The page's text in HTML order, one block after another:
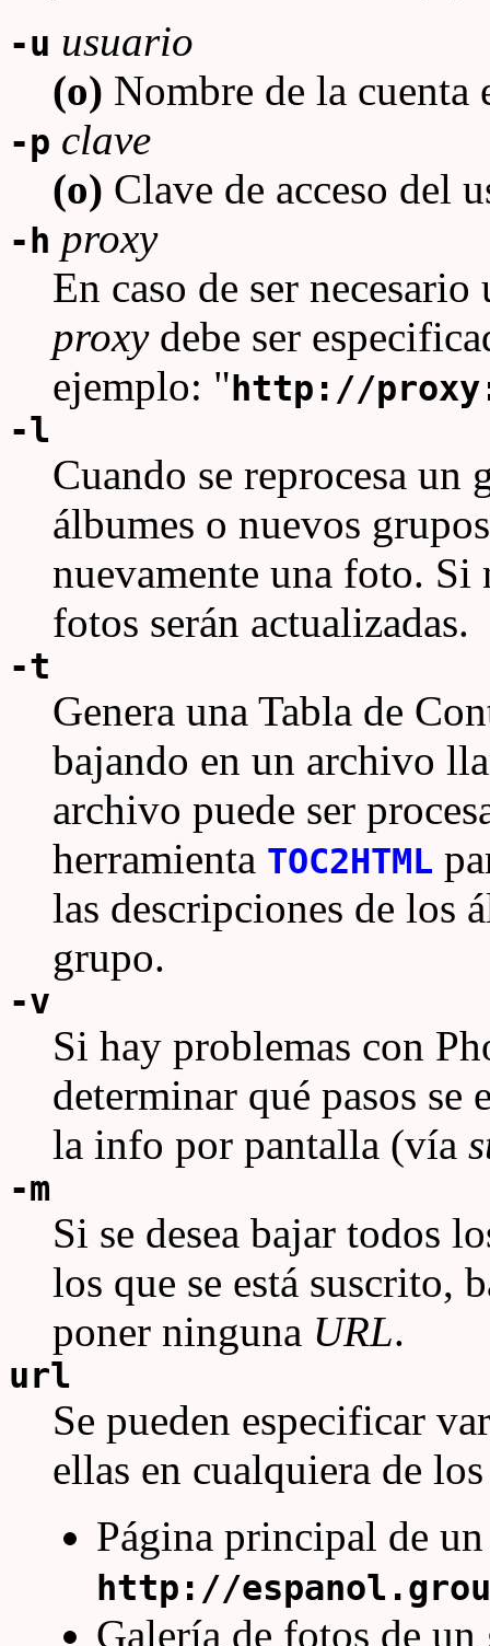
-u usuario
(o) Nombre de la cuenta
-p clave
(o) Clave de acceso del
-h proxy
En caso de ser
proxydebe ser
ejemplo: " http://
-l
Cuando se reprocesa un
álbumes o nuevos
nuevamente una foto. Si
fotos serán actualizadas.
-t
Genera una Tabla de
bajando en un archivo
archivo puede ser
herramienta TOC2HTML
las descripciones de los
grupo.
-v
Si hay problemas con
determinar qué pasos se
la info por pantalla (vía
-m
Si se desea bajar todos
los que se está suscrito,
poner ninguna URL.
url
Se pueden especificar
ellas en cualquiera de
Página principal de
http://
Galería de fotos de